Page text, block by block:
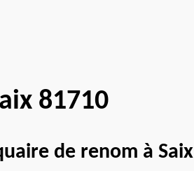
81710
de renom à Saix